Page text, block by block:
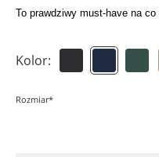
To prawdziwy must-have na co
Kolor:
Rozmiar*